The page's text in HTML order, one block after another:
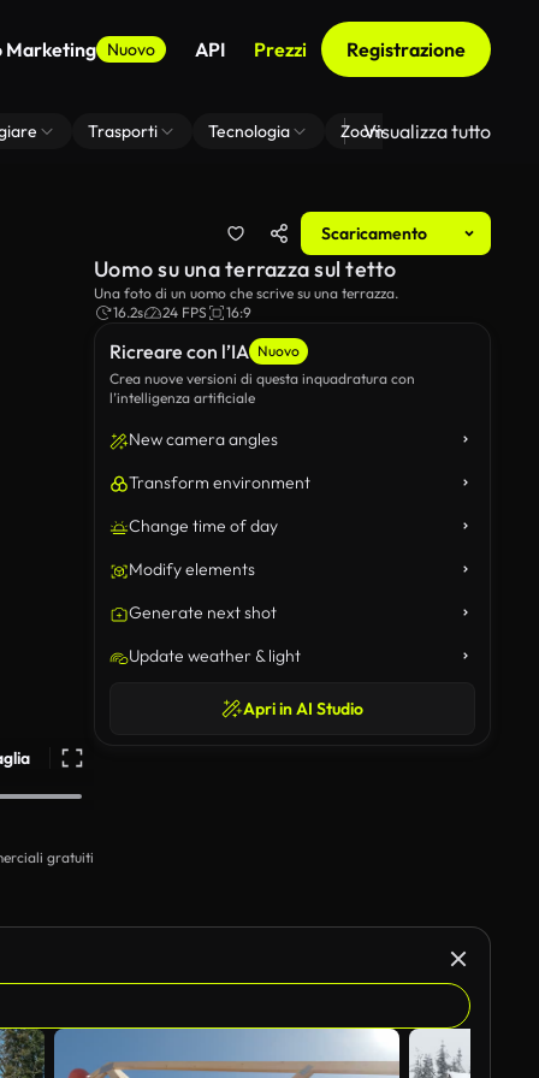
Marketing Nuovo API Prezzi Registrazione
Trasporti Tecnologia Zoom Di Sfondo Virtuale
Visualizza tutto
Scaricamento
gratuiti
Ricreare con l’IA Nuovo
Crea nuove versioni di questa inquadratura con
l’intelligenza artificiale
New camera angles
Transform environment
Change time of day
Modify elements
Generate next shot
Update weather & light
Apri in AI Studio
Uomo su una terrazza sul tetto
Una foto di un uomo che scrive su una terrazza.
16.2s
24 FPS 16:9